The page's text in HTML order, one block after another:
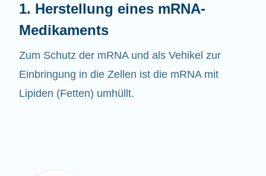
1. Herstellung eines mRNA-
Medikaments
Zum Schutz der mRNA und als Vehikel zur
Einbringung in die Zellen ist die mRNA mit
Lipiden (Fetten) umhüllt.